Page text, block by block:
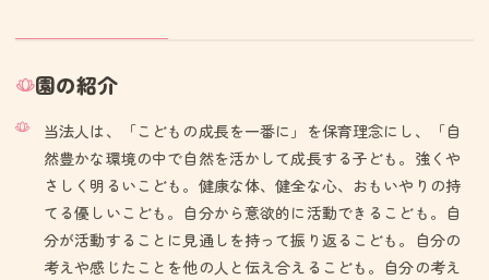
園の紹介
当法人は、「こどもの成長を一番に」を保育理念にし、「自
然豊かな環境の中で自然を活かして成長する子ども。強くや
さしく明るいこども。健康な体、健全な心、おもいやりの持
てる優しいこども。自分から意欲的に活動できるこども。自
分が活動することに見通しを持って振り返るこども。自分の
考えや感じたことを他の人と伝え合えるこども。自分の考え